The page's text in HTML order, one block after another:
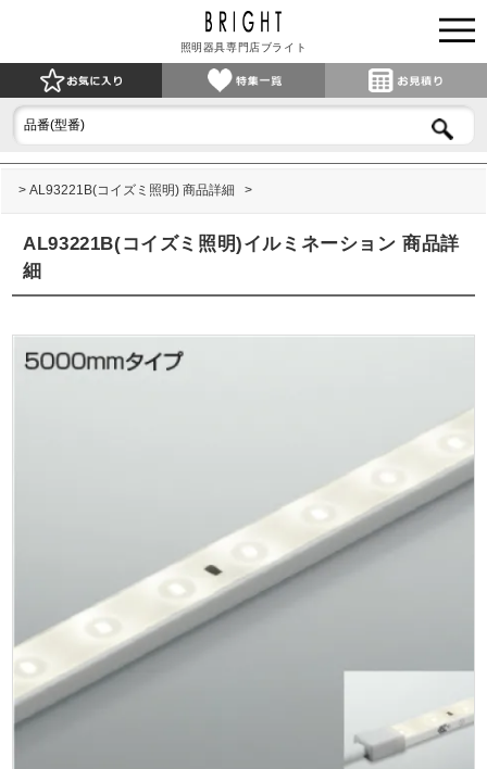
照明器具専門店ブライト
AL93221B(コイズミ照明) 商品詳細
AL93221B(コイズミ照明)イルミネーション 商品詳
細